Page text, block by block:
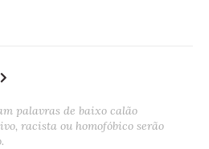
palavras de baixo calão
racista ou homofóbico serão